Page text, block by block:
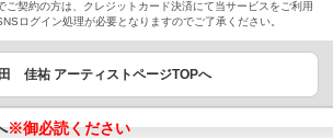
契約の方は、クレジットカード決済にて当サービスをご利用
ログイン処理が必要となりますのでご了承ください。
佳祐 アーティストページTOPへ
※御必読ください